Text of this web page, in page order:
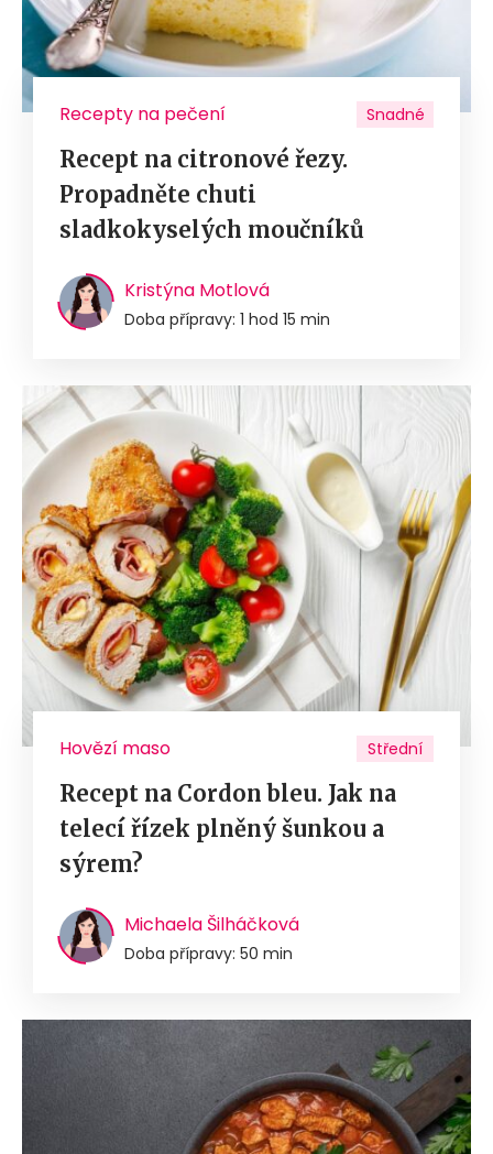
Recepty na pečení Snadné
Recept na citronové řezy.
Propadněte chuti
sladkokyselých moučníků
Kristýna Motlová
Doba přípravy: 1 hod 15 min
Hovězí maso Střední
Recept na Cordon bleu. Jak na
telecí řízek plněný šunkou a
sýrem?
Michaela Šilháčková
Doba přípravy: 50 min